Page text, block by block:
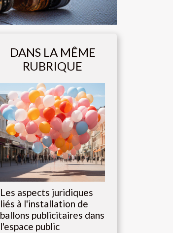
DANS LA MÊME
RUBRIQUE
Les aspects juridiques
liés à l'installation de
ballons publicitaires dans
l'espace public